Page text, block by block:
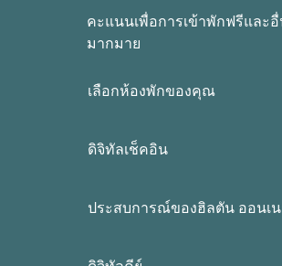
คะแนนเพื่อการเข้าพักฟรีและ
มากมาย
เลือกห้องพักของคุณ
ดิจิทัลเช็คอิน
ประสบการณ์ของฮิลตัน ออนเ